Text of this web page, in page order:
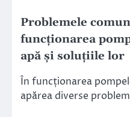
Problemele
funcționarea
apă și soluțiile lor
În funcționarea
apărea diverse